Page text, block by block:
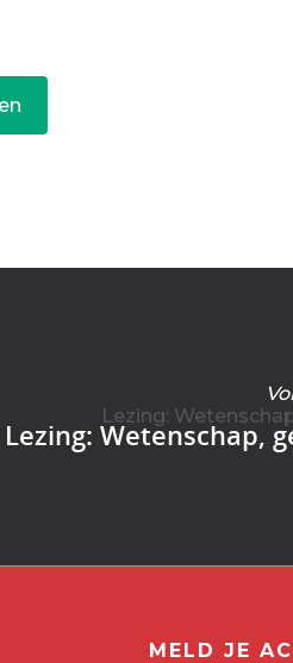
Lezing: Wetenschap,
MELD JE